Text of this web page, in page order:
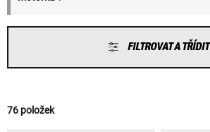
FILTROVAT A TŘÍDIT
76 položek